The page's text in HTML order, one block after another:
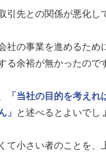
引先との関係が悪化し
社の事業を進めるため
る余裕が無かったので
「当社の目的を考えれ
」
と述べるとよいでし
て小さい者のことを、